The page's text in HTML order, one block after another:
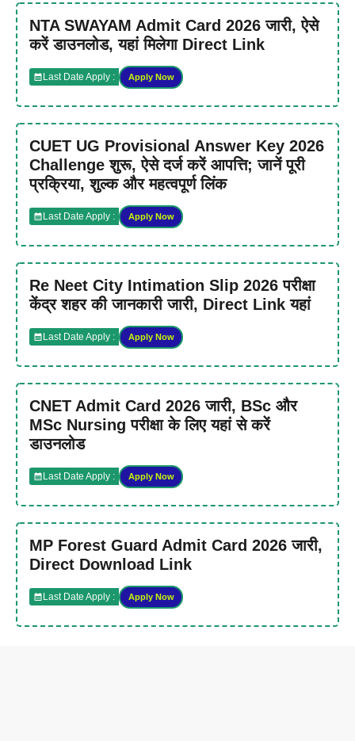
NTA SWAYAM Admit Card 2026 जारी, ऐसे
करें डाउनलोड, यहां मिलेगा Direct Link
Last Date Apply : Apply Now
CUET UG Provisional Answer Key 2026
Challenge शुरू, ऐसे दर्ज करें आपत्ति; जानें पूरी
प्रक्रिया, शुल्क और महत्वपूर्ण लिंक
Last Date Apply : Apply Now
Re Neet City Intimation Slip 2026 परीक्षा
केंद्र शहर की जानकारी जारी, Direct Link यहां
Last Date Apply : Apply Now
CNET Admit Card 2026 जारी, BSc और
MSc Nursing परीक्षा के लिए यहां से करें
डाउनलोड
Last Date Apply : Apply Now
MP Forest Guard Admit Card 2026 जारी,
Direct Download Link
Last Date Apply : Apply Now